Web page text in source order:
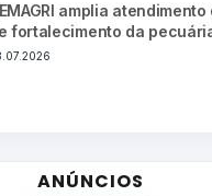
amplia
fortalecimento da
ANÚNCIOS